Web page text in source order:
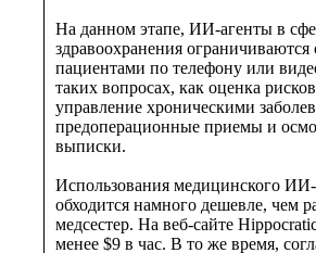
На данном этапе, ИИ-агенты в
здравоохранения
пациентами по телефону или
таких вопросах, как оценка
управление хроническими
предоперационные приемы и
выписки.
Использования медицинского ИИ-
обходится намного дешевле, чем
медсестер. На веб-сайте
менее $9 в час. В то же время,